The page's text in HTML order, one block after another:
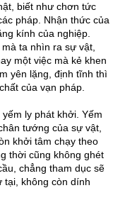
biết như chơn tức
pháp. Nhận thức của
kính của nghiệp.
ta nhìn ra sự vật,
một việc mà kẻ khen
yên lặng, định tĩnh thì
của vạn pháp.
ly phát khởi. Yếm
tướng của sự vật,
khởi tâm chạy theo
thời cũng không ghét
chẳng tham dục sẽ
tại, không còn dính